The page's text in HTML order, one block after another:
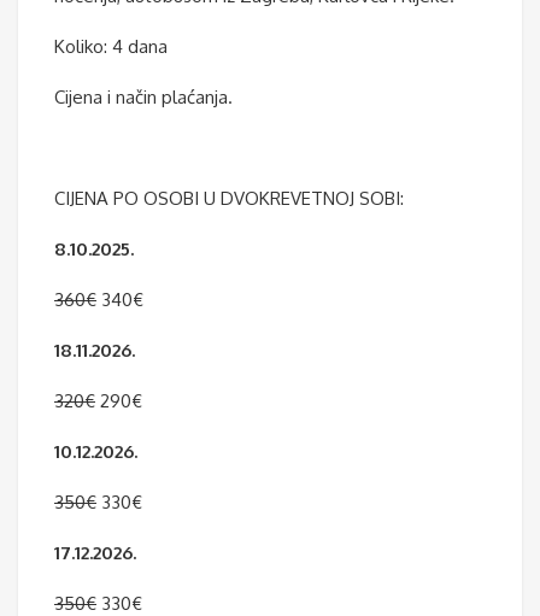
Koliko: 4 dana
Cijena i način plaćanja.
CIJENA PO OSOBI U DVOKREVETNOJ SOBI:
8.10.2025.
360€ 340€
18.11.2026.
320€ 290€
10.12.2026.
350€ 330€
17.12.2026.
350€ 330€